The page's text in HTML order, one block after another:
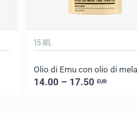
15 ML
14.00 – 17.50 EUR